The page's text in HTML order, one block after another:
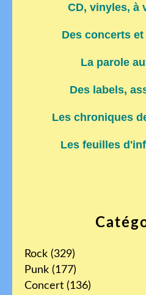
Rock (329)
Punk (177)
Concert (136)
CD, vinyles, à
Des concerts
La parole
Des labels,
Les chroniques
Les feuilles